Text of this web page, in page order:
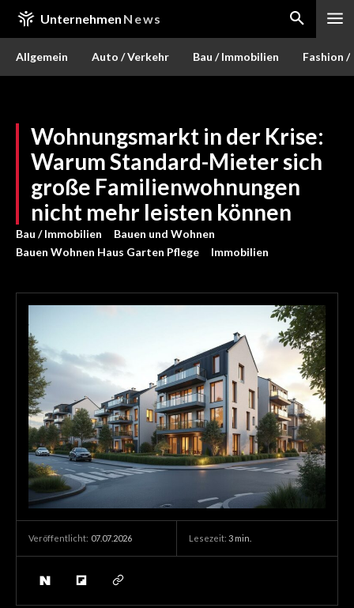
Unternehmen News
Allgemein Auto / Verkehr Bau / Immobilien Fashion /
Wohnungsmarkt in der Krise:
Warum Standard-Mieter sich
große Familienwohnungen
nicht mehr leisten können
Bau / Immobilien
Bauen und Wohnen
Bauen Wohnen Haus Garten Pflege
Immobilien
Veröffentlicht: 07.07.2026 Lesezeit: 3 min.